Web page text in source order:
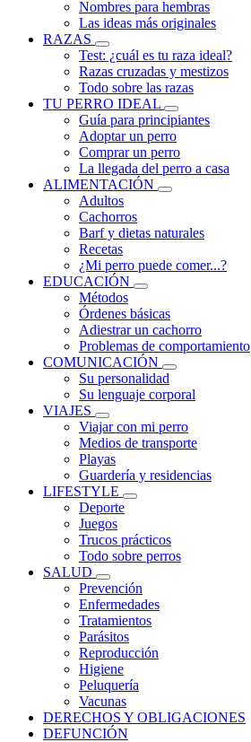
Nombres para hembras
Las ideas más originales
RAZAS
Test: ¿cuál es tu raza ideal?
Razas cruzadas y mestizos
Todo sobre las razas
TU PERRO IDEAL
Guía para principiantes
Adoptar un perro
Comprar un perro
La llegada del perro a casa
ALIMENTACIÓN
Adultos
Cachorros
Barf y dietas naturales
Recetas
¿Mi perro puede comer...?
EDUCACIÓN
Métodos
Órdenes básicas
Adiestrar un cachorro
Problemas de comportamiento
COMUNICACIÓN
Su personalidad
Su lenguaje corporal
VIAJES
Viajar con mi perro
Medios de transporte
Playas
Guardería y residencias
LIFESTYLE
Deporte
Juegos
Trucos prácticos
Todo sobre perros
SALUD
Prevención
Enfermedades
Tratamientos
Parásitos
Reproducción
Higiene
Peluquería
Vacunas
DERECHOS Y OBLIGACIONES
DEFUNCIÓN